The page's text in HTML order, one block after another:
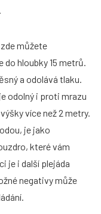
můžete
hloubky 15 metrů.
a odolává tlaku.
odolný i proti mrazu
více než 2 metry.
je jako
které vám
je i další plejáda
negativy může